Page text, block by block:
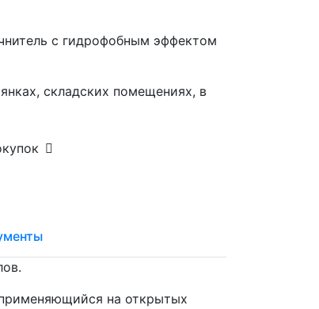
с гидрофобным эффектом
складских помещениях, в
на открытых